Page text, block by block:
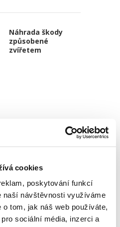
cookies
poskytování funkcí
naší návštěvnosti využíváme
tom, jak náš web používáte,
sociální média, inzerci a
Náhrada škody
způsobené
zvířetem
předpokladech vzniku
způsobenou zvířetem
Nejde ale pouze o
nalezne srozumitelná